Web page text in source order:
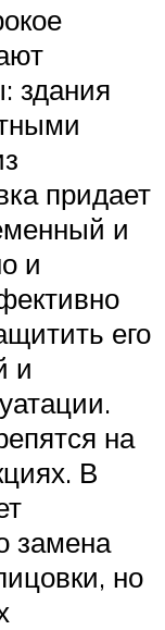
здания
придает
и
и
его
и
на
В
замена
но